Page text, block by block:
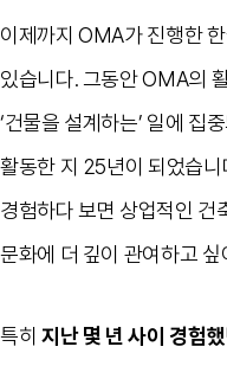
이제까지 OMA가 진행한
있습니다. 그동안 OMA의
‘건물을 설계하는’ 일에 집
활동한 지 25년이 되었습니
경험하다 보면 상업적인 건
문화에 더 깊이 관여하고 싶
특히 지난 몇 년 사이 경험